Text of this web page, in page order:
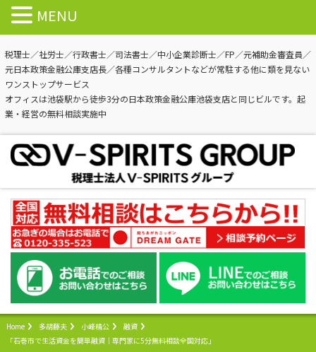
税理士／社労士／行政書士／司法書士／中小企業診断士／FP／元補助金審査員／
元日本政策金融公庫支店長／各種コンサルタントなどが常駐する他に類を見ない
ワンストップサービス
オフィスは池袋駅から徒歩3分の日本政策金融公庫池袋支店と同じビルです。起
業・経営の無料相談実施中
Home 多胡藤夫 小峰精公
融資
「石巻市で生活資金を簡単融資｜専門家に5分無料相談全国対応」
MENU